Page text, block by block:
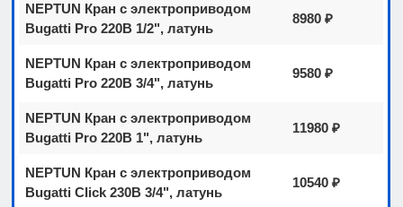
NEPTUN Кран с электроприводом
Bugatti Pro 220В 1/2", латунь
8980 ₽
NEPTUN Кран с электроприводом
Bugatti Pro 220В 3/4", латунь
9580 ₽
NEPTUN Кран с электроприводом
Bugatti Pro 220В 1", латунь
11980 ₽
NEPTUN Кран с электроприводом
Bugatti Click 230В 3/4", латунь
10540 ₽